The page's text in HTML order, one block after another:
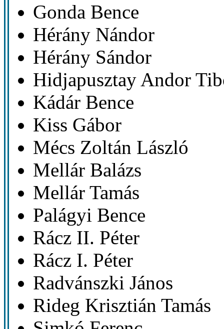
Gonda Bence
Hérány Nándor
Hérány Sándor
Hidjapusztay Andor
Kádár Bence
Kiss Gábor
Mécs Zoltán László
Mellár Balázs
Mellár Tamás
Palágyi Bence
Rácz II. Péter
Rácz I. Péter
Radvánszki János
Rideg Krisztián Tamás